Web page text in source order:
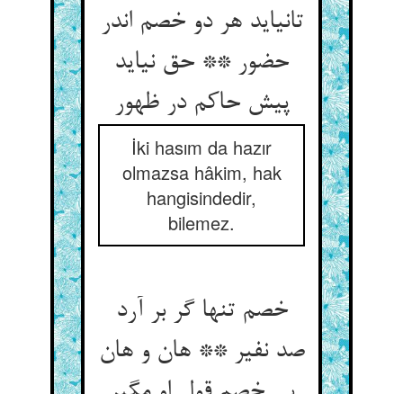
تانیاید هر دو خصم اندر
حضور ** حق نیاید
پیش حاکم در ظهور
İki hasım da hazır
olmazsa hâkim, hak
hangisindedir,
bilemez.
خصم تنها گر بر آرد
صد نفیر ** هان و هان